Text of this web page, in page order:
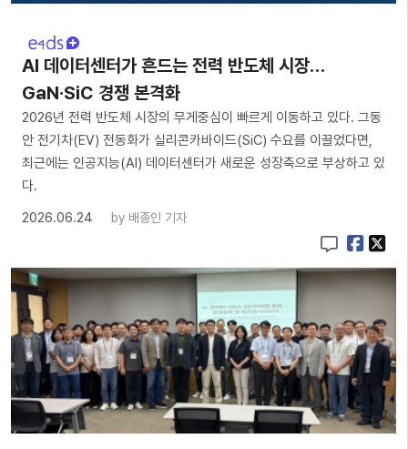
AI 데이터센터가 흔드는 전력 반도체 시장…
GaN·SiC 경쟁 본격화
2026년 전력 반도체 시장의 무게중심이 빠르게 이동하고 있다. 그동
안 전기차(EV) 전동화가 실리콘카바이드(SiC) 수요를 이끌었다면,
최근에는 인공지능(AI) 데이터센터가 새로운 성장축으로 부상하고 있
다.
2026.06.24
by 배종인 기자